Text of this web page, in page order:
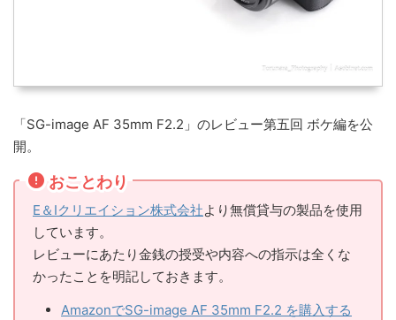
「SG-image AF 35mm F2.2」のレビュー第五回 ボケ編を公
開。
おことわり
E＆Iクリエイション株式会社より無償貸与の製品を使用
しています。
レビューにあたり金銭の授受や内容への指示は全くな
かったことを明記しておきます。
AmazonでSG-image AF 35mm F2.2 を購入する